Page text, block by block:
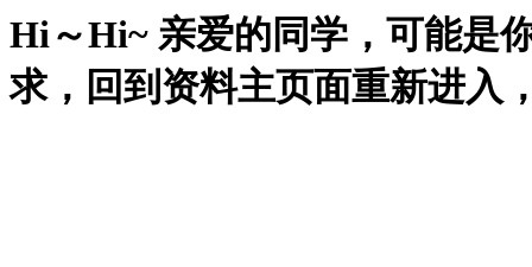
Hi～Hi~ 亲爱的同学，可能是
求，回到资料主页面重新进入